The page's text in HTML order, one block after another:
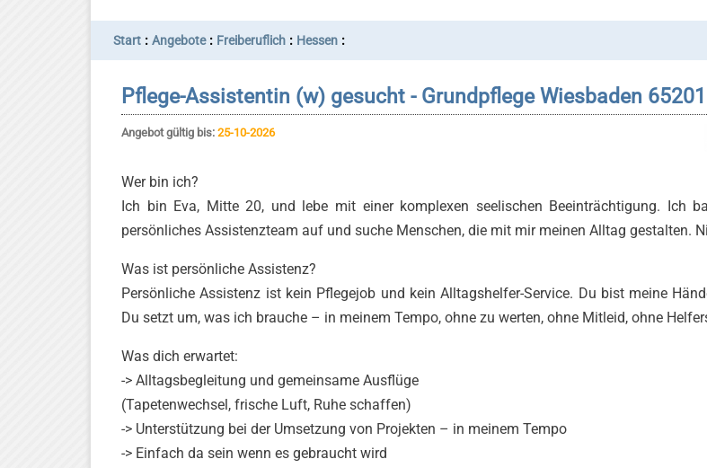
Start : Angebote: Freiberuflich : Hessen :
Pflege-Assistentin (w) gesucht - Grundpflege Wiesbaden
Angebot gültig bis: 25-10-2026
Wer bin ich?
Ich bin Eva, Mitte 20, und lebe mit einer komplexen seelischen Beeinträchtigung. Ich
persönliches Assistenzteam auf und suche Menschen, die mit mir meinen Alltag gestalten.
Was ist persönliche Assistenz?
Persönliche Assistenz ist kein Pflegejob und kein Alltagshelfer-Service. Du bist meine
Du setzt um, was ich brauche – in meinem Tempo, ohne zu werten, ohne Mitleid, ohne
Was dich erwartet:
-> Alltagsbegleitung und gemeinsame Ausflüge
(Tapetenwechsel, frische Luft, Ruhe schaffen)
-> Unterstützung bei der Umsetzung von Projekten – in meinem Tempo
-> Einfach da sein wenn es gebraucht wird